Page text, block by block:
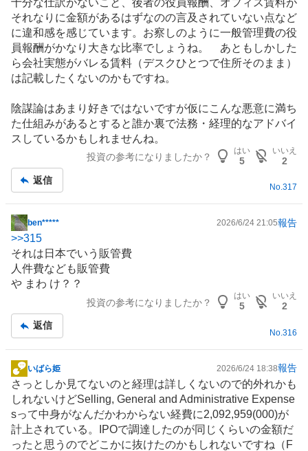
板
記
事
それなりに金額があるはずなのの言及されていない点など
に違和感を感じています。お察しのように一般管理費の役
員報酬がかなり大きな比率でしょうね。 あともしかした
ら会社実態がバレる賃料（デスクひとつで住所そのまま）
は記載したくないのかもですね。
陰謀論はあまり好きではないですが仮にこんな悪意に満ち
た仕組みがあるとすると誰か裏で法務・経理的なアドバイ
スしているかもしれませんね。
投資の参考になりましたか？
はい
5
いいえ
2
返信
No.317
掲
示
板
記
事
ben***** 2026/6/24 21:05報告
>>315
それは日本でいう販管費
人件費なども販管費
や まわ け？？
投資の参考になりましたか？
はい
5
いいえ
2
返信
No. 316
掲
示
板
記
事
いばら姫 2026/6/24 18:38報告
さっとしか見てないのと経理は詳しくないので的外れかも
しれないけどSelling, General and Administrative Expense
sって中身がなんだかわからない経費に2,092,959(000)が
計上されている。IPOで調達したのが同じくらいの金額だ
ったと思うのでどこかに抜けたのかもしれないですね（F